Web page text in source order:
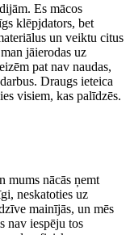
Es mācos
klēpjdators, bet
un veiktu citus
jāierodas uz
pat nav naudas,
Draugs ieteica
visiem, kas palīdzēs.
mums nācās ņemt
neskatoties uz
mainījās, un mēs
nav iespēju tos